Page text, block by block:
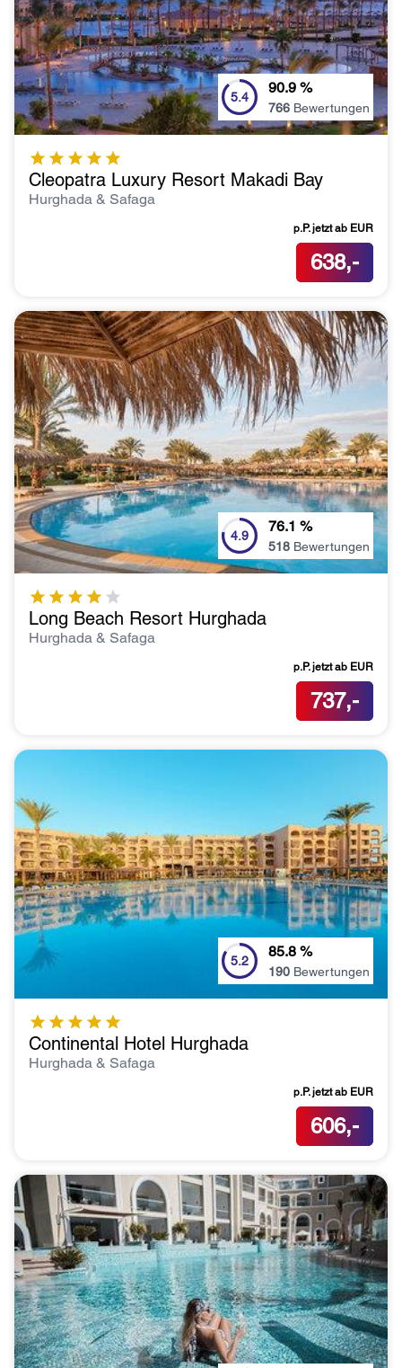
sind!?
5.4
90.9 %
766 Bewertungen
Cleopatra Luxury Resort Makadi Bay
Hurghada & Safaga
p.P. jetzt ab EUR
638,-
4.9
76.1 %
518 Bewertungen
Long Beach Resort Hurghada
Hurghada & Safaga
p.P. jetzt ab EUR
737,-
5.2
85.8 %
190 Bewertungen
Continental Hotel Hurghada
Hurghada & Safaga
p.P. jetzt ab EUR
606,-